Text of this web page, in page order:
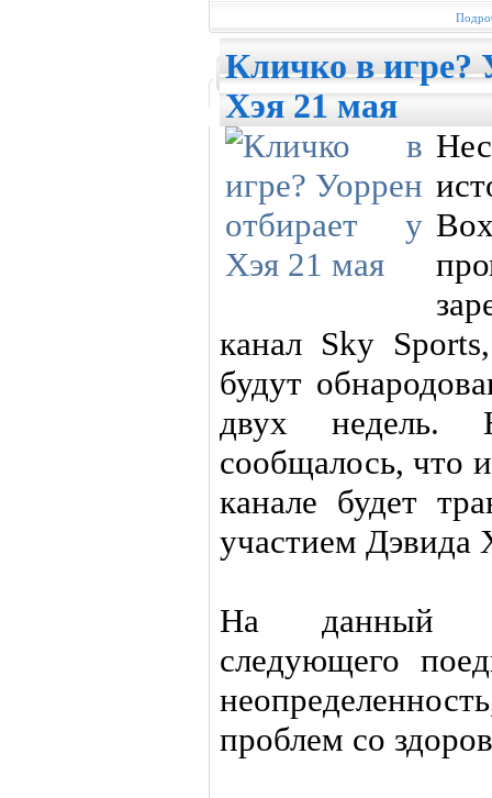
Кличко в игре?
Хэя 21 мая
канал Sky
будут
двух недель.
сообщалось, что
канале будет
участием Дэвида
На данный
следующего
проблем со